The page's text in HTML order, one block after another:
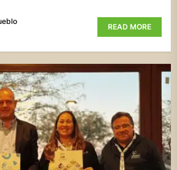
READ MORE